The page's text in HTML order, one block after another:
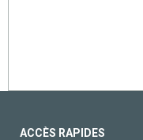
ACCÈS RAPIDES